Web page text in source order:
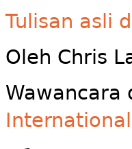
Tulisan asli
Oleh Chris
Wawancara
International